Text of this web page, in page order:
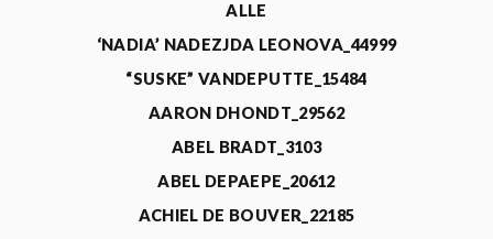
ALLE
‘NADIA’ NADEZJDA LEONOVA_44999
“SUSKE” VANDEPUTTE_15484
AARON DHONDT_29562
ABEL BRADT_3103
ABEL DEPAEPE_20612
ACHIEL DE BOUVER_22185